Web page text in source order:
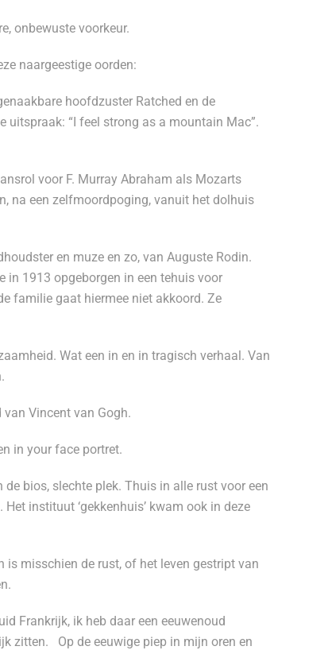
onbewuste voorkeur.
naargeestige oorden:
hoofdzuster Ratched en de
“I feel strong as a mountain Mac”.
voor F. Murray Abraham als Mozarts
na een zelfmoordpoging, vanuit het dolhuis
en muze en zo, van Auguste Rodin.
in 1913 opgeborgen in een tehuis voor
familie gaat hiermee niet akkoord. Ze
Wat een in en in tragisch verhaal. Van
van Vincent van Gogh.
in your face portret.
bios, slechte plek. Thuis in alle rust voor een
instituut ‘gekkenhuis’ kwam ook in deze
misschien de rust, of het leven gestript van
Frankrijk, ik heb daar een eeuwenoud
zitten.
Op de eeuwige piep in mijn oren en